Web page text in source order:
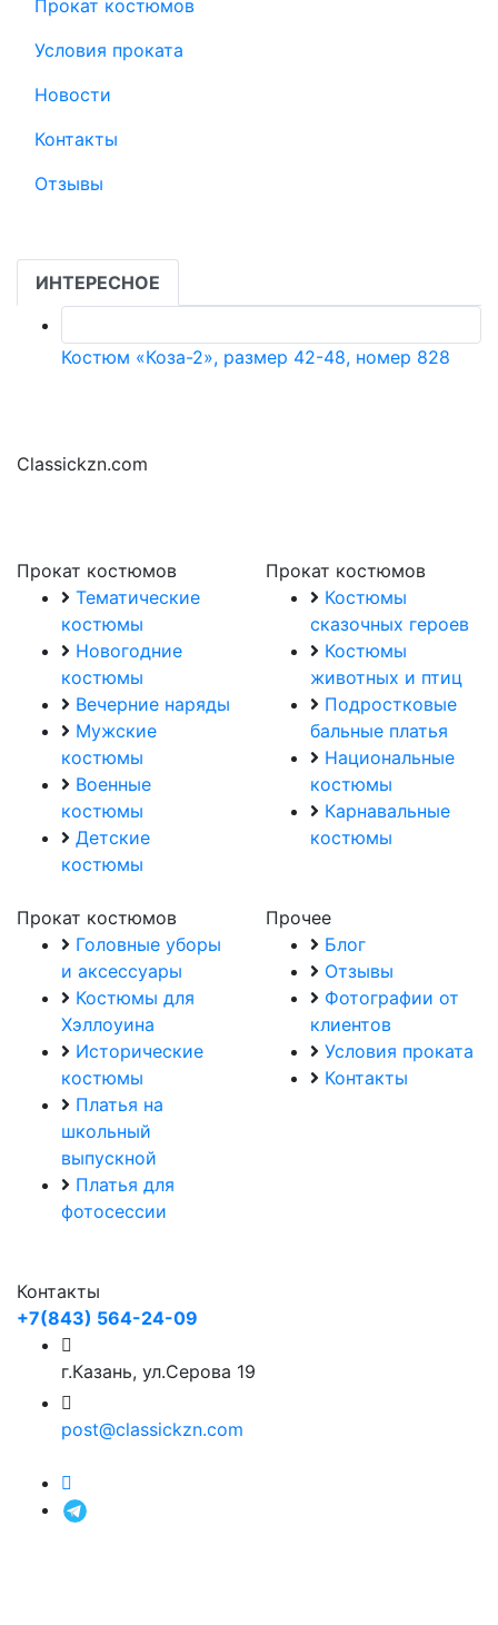
Прокат костюмов
Условия проката
Новости
Контакты
Отзывы
ИНТЕРЕСНОЕ
Костюм «Коза-2», размер 42-48, номер 828
Classickzn.com
Прокат костюмов
Тематические
костюмы
Новогодние
костюмы
Вечерние наряды
Мужские
костюмы
Военные
костюмы
Детские
костюмы
Прокат костюмов
Костюмы
сказочных героев
Костюмы
животных и птиц
Подростковые
бальные платья
Национальные
костюмы
Карнавальные
костюмы
Прокат костюмов
Головные уборы
и аксессуары
Костюмы для
Хэллоуина
Исторические
костюмы
Платья на
школьный
выпускной
Платья для
фотосессии
Прочее
Блог
Отзывы
Фотографии от
клиентов
Условия проката
Контакты
Контакты
+7(843) 564-24-09
г.Казань, ул.Серова 19
post@classickzn.com